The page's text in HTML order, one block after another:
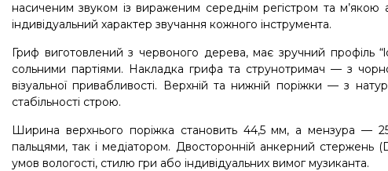
насиченим звуком із вираженим середнім регістром та
індивідуальний характер звучання кожного інструмента.
Гриф виготовлений з червоного дерева, має зручний профіль
сольними партіями. Накладка грифа та струнотримач — з
візуальної привабливості. Верхній та нижній поріжки — з
стабільності строю.
Ширина верхнього поріжка становить 44,5 мм, а мензура —
пальцями, так і медіатором. Двосторонній анкерний стержень
умов вологості, стилю гри або індивідуальних вимог музиканта.